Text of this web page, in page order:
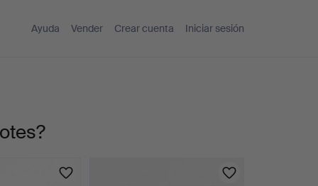
Ayuda Vender Crear cuenta Iniciar sesión